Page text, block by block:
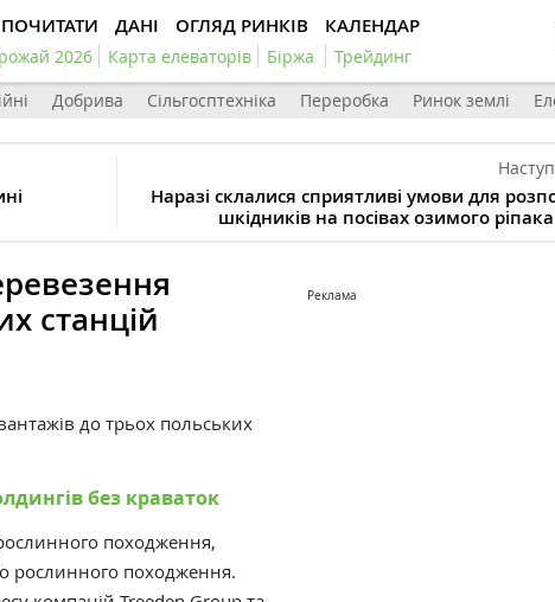
ПОЧИТАТИ ДАНІ ОГЛЯД РИНКІВ КАЛЕНДАР
2026 Карта елеваторів Біржа Трейдинг
Добрива Сільгосптехніка Переробка Ринок землі
Наразі склалися сприятливі умови для
шкідників на посівах озимого
станцій
до трьох польських
без краваток
рослинного походження,
рослинного походження.
Реклама